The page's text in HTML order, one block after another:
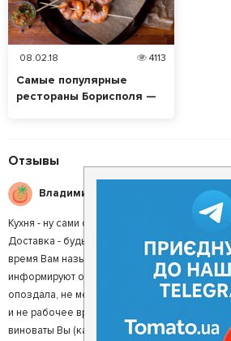
08.02.18 4113
Самые популярные
рестораны Борисполя —
Отзывы
Владимир Д.
Кухня - ну сами судите, рыба на Филадельфии
Доставка - будьте очень аккуратны, и
время Вам называет "манагер", иначе, через
информируют о том, что - "сам дурак". А не
опоздала, не менеджер, который позвонил
и не рабочее время). Выводы делайте
виноваты Вы (как гости), а не контора - как